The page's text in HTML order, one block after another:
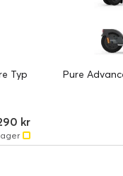
Typ
kr
Pure